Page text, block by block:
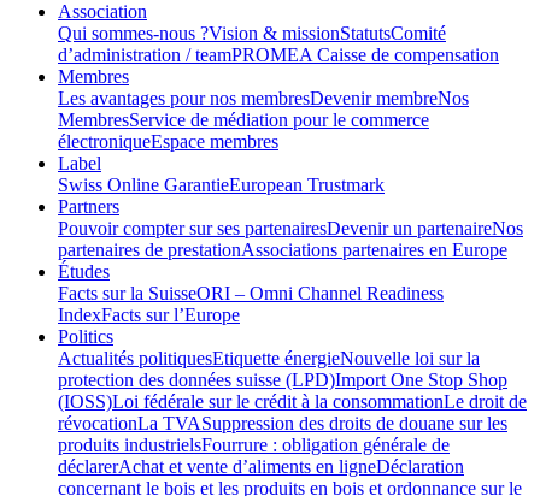
Association
Qui sommes-nous ?Vision & missionStatutsComité
d’administration / teamPROMEA Caisse de compensation
Membres
Les avantages pour nos membresDevenir membreNos
MembresService de médiation pour le commerce
électroniqueEspace membres
Label
Swiss Online GarantieEuropean Trustmark
Partners
Pouvoir compter sur ses partenairesDevenir un partenaireNos
partenaires de prestationAssociations partenaires en Europe
Études
Facts sur la SuisseORI – Omni Channel Readiness
IndexFacts sur l’Europe
Politics
Actualités politiquesEtiquette énergieNouvelle loi sur la
protection des données suisse (LPD)Import One Stop Shop
(IOSS)Loi fédérale sur le crédit à la consommationLe droit de
révocationLa TVASuppression des droits de douane sur les
produits industrielsFourrure : obligation générale de
déclarerAchat et vente d’aliments en ligneDéclaration
concernant le bois et les produits en bois et ordonnance sur le